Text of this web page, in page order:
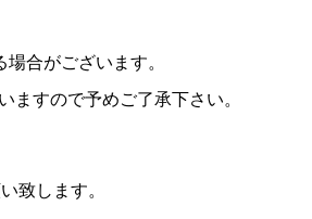
合がございます。
ますので予めご了承下さい。
致します。